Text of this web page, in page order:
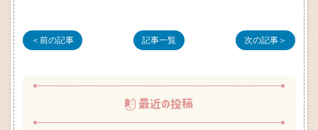
＜前の記事 記事一覧 次の記事＞
最近の投稿